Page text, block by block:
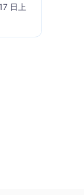
日上